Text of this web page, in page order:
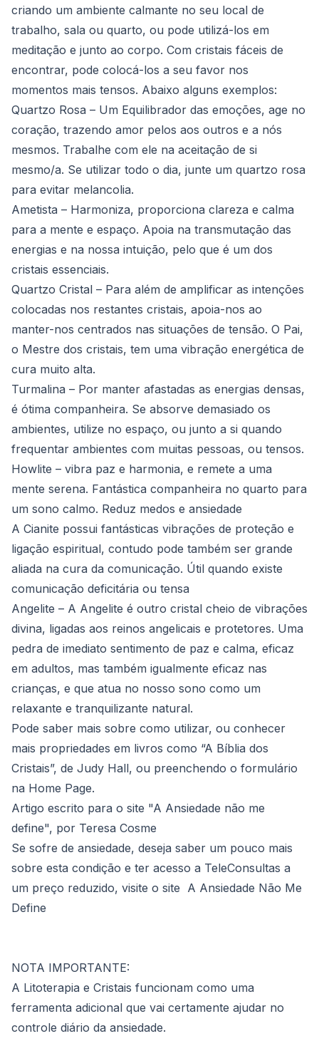
criando um ambiente calmante no seu local de
trabalho, sala ou quarto, ou pode utilizá-los em
meditação e junto ao corpo. Com cristais fáceis de
encontrar, pode colocá-los a seu favor nos
momentos mais tensos. Abaixo alguns exemplos:
Quartzo Rosa – Um Equilibrador das emoções, age no
coração, trazendo amor pelos aos outros e a nós
mesmos. Trabalhe com ele na aceitação de si
mesmo/a. Se utilizar todo o dia, junte um quartzo rosa
para evitar melancolia.
Ametista – Harmoniza, proporciona clareza e calma
para a mente e espaço. Apoia na transmutação das
energias e na nossa intuição, pelo que é um dos
cristais essenciais.
Quartzo Cristal – Para além de amplificar as intenções
colocadas nos restantes cristais, apoia-nos ao
manter-nos centrados nas situações de tensão. O Pai,
o Mestre dos cristais, tem uma vibração energética de
cura muito alta.
Turmalina – Por manter afastadas as energias densas,
é ótima companheira. Se absorve demasiado os
ambientes, utilize no espaço, ou junto a si quando
frequentar ambientes com muitas pessoas, ou tensos.
Howlite – vibra paz e harmonia, e remete a uma
mente serena. Fantástica companheira no quarto para
um sono calmo. Reduz medos e ansiedade
A Cianite possui fantásticas vibrações de proteção e
ligação espiritual, contudo pode também ser grande
aliada na cura da comunicação. Útil quando existe
comunicação deficitária ou tensa
Angelite – A Angelite é outro cristal cheio de vibrações
divina, ligadas aos reinos angelicais e protetores. Uma
pedra de imediato sentimento de paz e calma, eficaz
em adultos, mas também igualmente eficaz nas
crianças, e que atua no nosso sono como um
relaxante e tranquilizante natural.
Pode saber mais sobre como utilizar, ou conhecer
mais propriedades em livros como “A Bíblia dos
Cristais”, de Judy Hall, ou preenchendo o formulário
na Home Page.
Artigo escrito para o site "A Ansiedade não me
define", por Teresa Cosme
Se sofre de ansiedade, deseja saber um pouco mais
sobre esta condição e ter acesso a TeleConsultas a
um preço reduzido, visite o site A Ansiedade Não Me
Define
NOTA IMPORTANTE:
A Litoterapia e Cristais funcionam como uma
ferramenta adicional que vai certamente ajudar no
controle diário da ansiedade.